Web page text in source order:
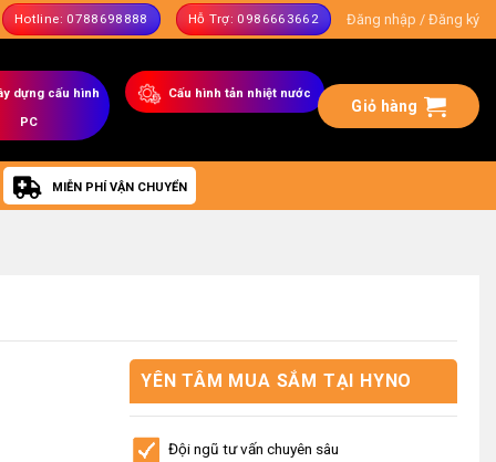
Hotline: 0788698888 Hỗ Trợ: 0986663662 Đăng nhập / Đăng ký
dựng cấu hình
PC
Cấu hình tản nhiệt nước
Giỏ hàng
MIỄN PHÍ VẬN CHUYỂN
YÊN TÂM MUA SẮM TẠI HYNO
Đội ngũ tư vấn chuyên sâu